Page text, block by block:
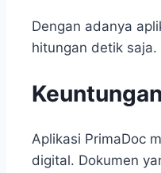
Dengan adanya
hitungan detik
Aplikasi PrimaDoc
digital. Dokumen